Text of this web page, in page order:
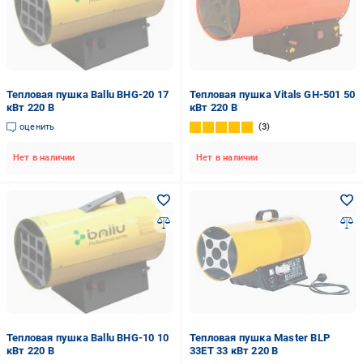
Тепловая пушка Ballu BHG-20 17
кВт 220 В
оценить
Нет в наличии
Тепловая пушка Vitals GH-501 50
кВт 220 В
3
Нет в наличии
Тепловая пушка Ballu BHG-10 10
кВт 220 В
Тепловая пушка Master BLP
33ET 33 кВт 220 В